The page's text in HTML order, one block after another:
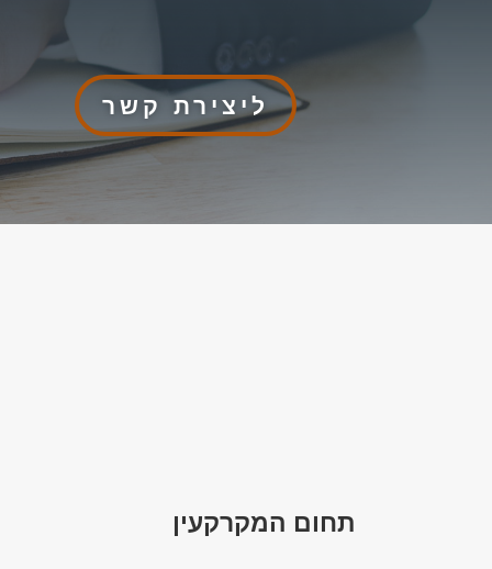
ליצירת קשר
תחום המקרקעין